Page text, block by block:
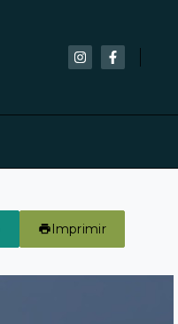
Imprimir